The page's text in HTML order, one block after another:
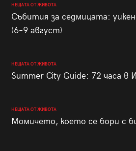
НЕЩАТА ОТ ЖИВОТА
Събития за седмицата:
(6–9 август)
НЕЩАТА ОТ ЖИВОТА
Summer City Guide: 72 часа в
НЕЩАТА ОТ ЖИВОТА
Момичето, което се бори с